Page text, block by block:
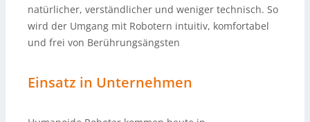
natürlicher, verständlicher und weniger technisch. So
wird der Umgang mit Robotern intuitiv, komfortabel
und frei von Berührungsängsten
Einsatz in Unternehmen